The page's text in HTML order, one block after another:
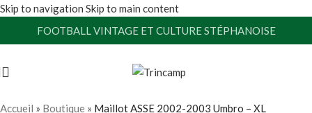
Skip to navigation Skip to main content
FOOTBALL VINTAGE ET CULTURE STÉPHANOISE
Accueil » Boutique » Maillot ASSE 2002-2003 Umbro – XL